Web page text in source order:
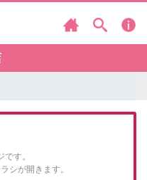
す。
シが開きます。